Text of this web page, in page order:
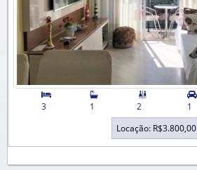
3 1

2 1
Locação: R$3.800,00